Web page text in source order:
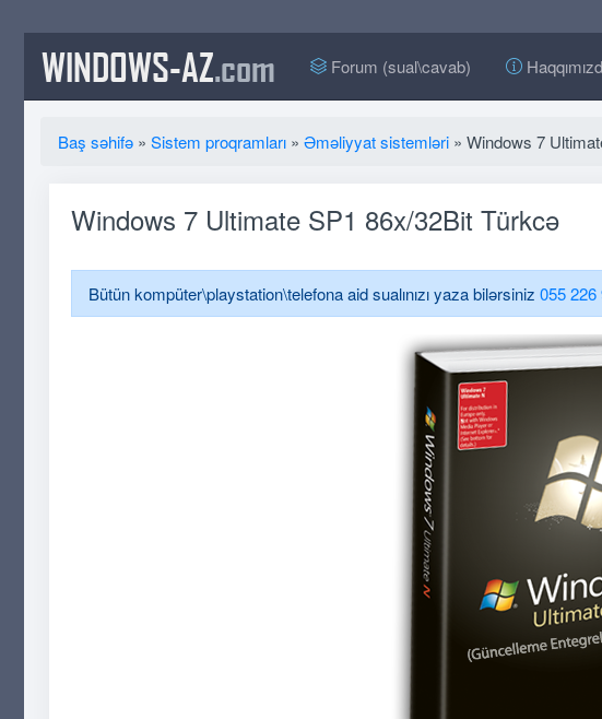
WINDOWS-AZ.com Forum (sual\cavab)
Baş səhifə » Sistem proqramları » Əməliyyat sistemləri » Windows 7
Windows 7 Ultimate SP1 86x/32Bit Türkcə
Bütün kompüter\playstation\telefona aid sualınızı yaza bilərsiniz 055 226